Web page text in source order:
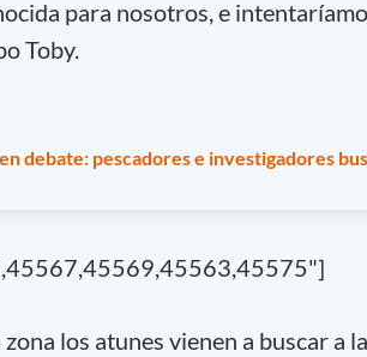
para nosotros, e
Toby.
debate: pescadores e investigadores
los atunes vienen a buscar a